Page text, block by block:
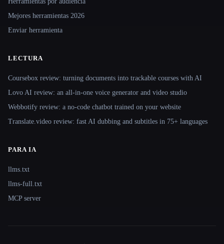
Mejores herramientas 2026
Enviar herramienta
LECTURA
Coursebox review: turning documents into trackable courses with AI
Lovo AI review: an all-in-one voice generator and video studio
Webbotify review: a no-code chatbot trained on your website
Translate.video review: fast AI dubbing and subtitles in 75+ languages
PARA IA
llms.txt
llms-full.txt
MCP server